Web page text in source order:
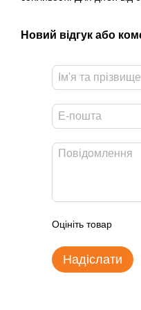
Новий відгук або
Оцініть товар
Надіслати